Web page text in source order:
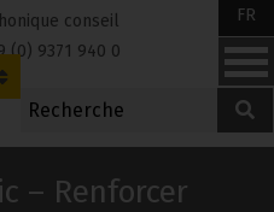
conseil
(0) 9371 940 0
FR
– Renforcer